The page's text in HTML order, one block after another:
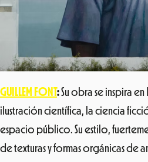
GUILLEM FONT:Su obra se inspira
ilustración científica, la ciencia
espacio público. Su estilo,
de texturas y formas orgánicas de